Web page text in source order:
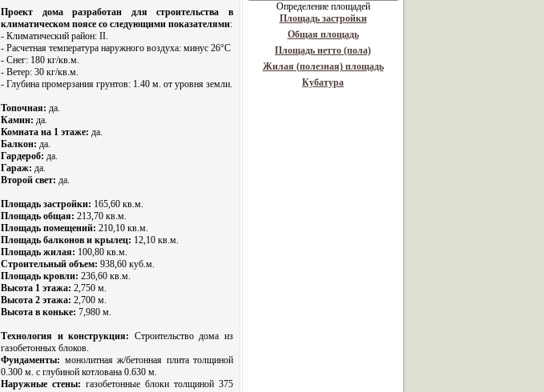
Проект дома разработан для строительства в
климатическом поясе со следующими показателями:
- Климатический район: II.
- Расчетная температура наружного воздуха: минус 26°С
- Снег: 180 кг/кв.м.
- Ветер: 30 кг/кв.м.
- Глубина промерзания грунтов: 1.40 м. от уровня земли.
Топочная: да.
Камин: да.
Комната на 1 этаже: да.
Балкон: да.
Гардероб: да.
Гараж: да.
Второй свет: да.
Площадь застройки: 165,60 кв.м.
Площадь общая: 213,70 кв.м.
Площадь помещений: 210,10 кв.м.
Площадь балконов и крылец: 12,10 кв.м.
Площадь жилая: 100,80 кв.м.
Строительный объем: 938,60 куб.м.
Площадь кровли: 236,60 кв.м.
Высота 1 этажа: 2,750 м.
Высота 2 этажа: 2,700 м.
Высота в коньке: 7,980 м.
Технология и конструкция: Строительство дома из
газобетонных блоков.
Фундаменты: монолитная ж/бетонная плита толщиной
0.300 м. с глубиной котлована 0.630 м.
Наружные стены: газобетонные блоки толщиной 375
Определение площадей
Площадь застройки
Общая площадь
Площадь нетто (пола)
Жилая (полезная) площадь
Кубатура